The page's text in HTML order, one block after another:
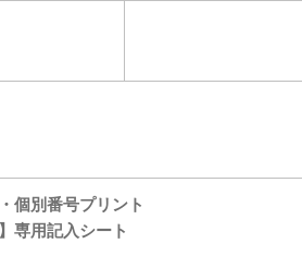
個別番号プリント
】専用記入シート